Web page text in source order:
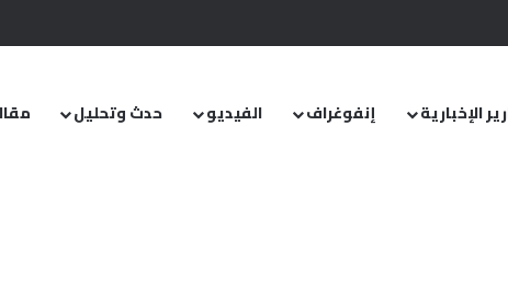
ومشروع قانون خاص إلى مجلس الشعب
الإخبارية إنفوغراف الفيديو حدث وتحليل